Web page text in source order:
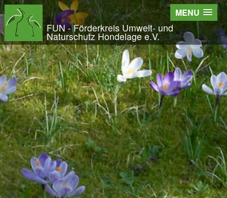
Wir - der FUN
Der Verein
Entstehung und Geschichte
Kontakt
Der Vorstand
Orts- und Arbeitsgruppen
Bundesfreiwilligendienst und Freiwilliges
Satzung und Leitbild
Veröffentlichungen
Projekte und Aktivitäten
Initiative Langes Leben
Urwald Hondelage
Togo - ein Projekt in Afrika
FUN - Förderkreis Umwelt- und
Naturschutz Hondelage e.V.
MENU